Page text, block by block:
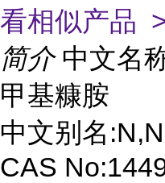
看相似产品
简介 中文名
甲基糠胺
中文别名
CAS